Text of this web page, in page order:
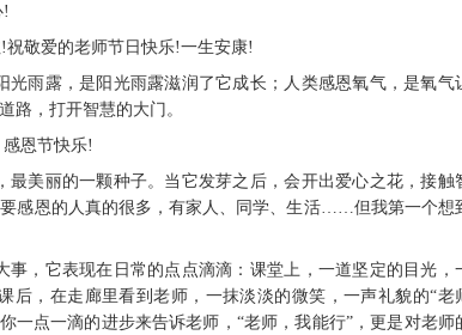
!
!祝敬爱的老师节日快乐!一生安康!
雨露，是阳光雨露滋润了它成长；人类感恩氧气，是氧气
路，打开智慧的大门。
恩节快乐!
美丽的一颗种子。当它发芽之后，会开出爱心之花，接触
感恩的人真的很多，有家人、同学、生活……但我第一个想
，它表现在日常的点点滴滴：课堂上，一道坚定的目光，
后，在走廊里看到老师，一抹淡淡的微笑，一声礼貌的“老
一点一滴的进步来告诉老师，“老师，我能行”，更是对老师